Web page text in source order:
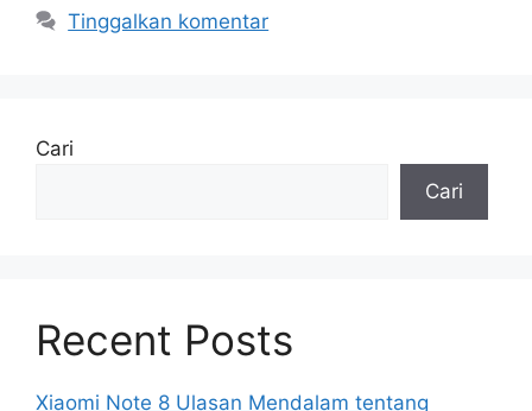
Tinggalkan komentar
Cari
Cari
Recent Posts
Xiaomi Note 8 Ulasan Mendalam tentang